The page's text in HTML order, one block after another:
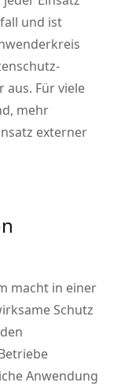
und ist
Für viele
mehr
externer
macht in einer
Schutz
Anwendung